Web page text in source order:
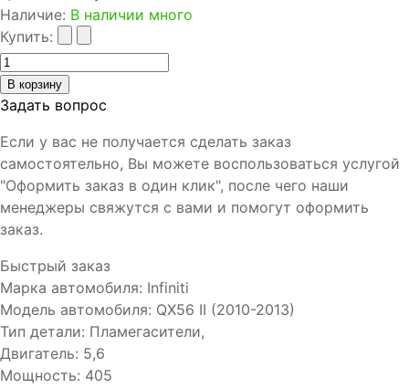
Наличие: В наличии много
Купить:
Задать вопрос
Если у вас не получается сделать заказ
самостоятельно, Вы можете воспользоваться услугой
"Оформить заказ в один клик", после чего наши
менеджеры свяжутся с вами и помогут оформить
заказ.
Быстрый заказ
Марка автомобиля: Infiniti
Модель автомобиля: QX56 II (2010-2013)
Тип детали: Пламегасители,
Двигатель: 5,6
Мощность: 405